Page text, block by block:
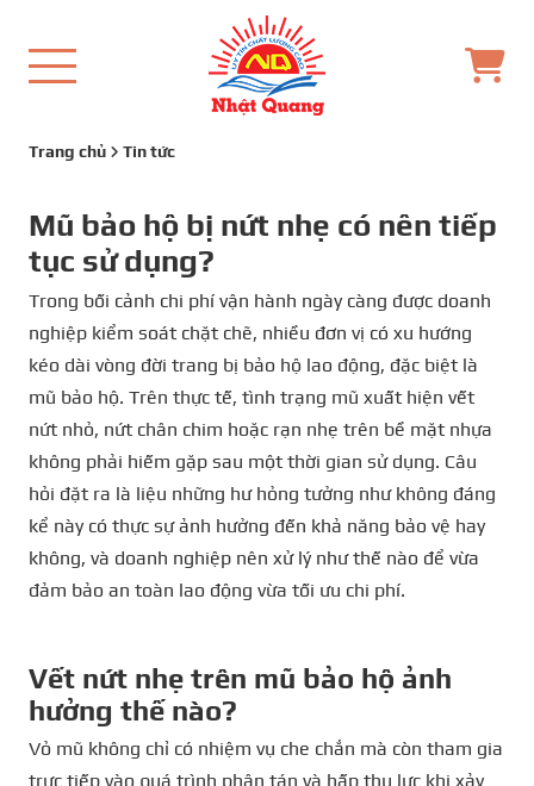
Trang chủ Tin tức
Mũ bảo hộ bị nứt nhẹ có nên tiếp
tục sử dụng?
Trong bối cảnh chi phí vận hành ngày càng được doanh
nghiệp kiểm soát chặt chẽ, nhiều đơn vị có xu hướng
kéo dài vòng đời trang bị bảo hộ lao động, đặc biệt là
mũ bảo hộ. Trên thực tế, tình trạng mũ xuất hiện vết
nứt nhỏ, nứt chân chim hoặc rạn nhẹ trên bề mặt nhựa
không phải hiếm gặp sau một thời gian sử dụng. Câu
hỏi đặt ra là liệu những hư hỏng tưởng như không đáng
kể này có thực sự ảnh hưởng đến khả năng bảo vệ hay
không, và doanh nghiệp nên xử lý như thế nào để vừa
đảm bảo an toàn lao động vừa tối ưu chi phí.
Vết nứt nhẹ trên mũ bảo hộ ảnh
hưởng thế nào?
Vỏ mũ không chỉ có nhiệm vụ che chắn mà còn tham gia
trực tiếp vào quá trình phân tán và hấp thụ lực khi xảy